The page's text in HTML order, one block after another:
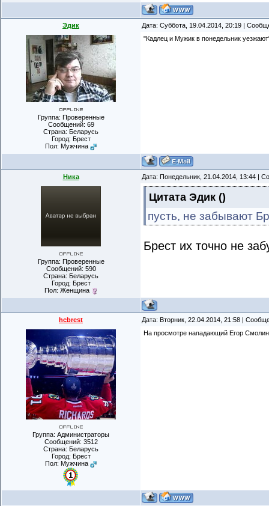
Эдик Дата: Суббота, 19.04.2014, 20:19 |
Группа: Проверенные
Сообщений: 69
Страна: Беларусь
Город: Брест
Пол: Мужчина
"Кадлец и Мужик в понедельник
Ника Дата: Понедельник, 21.04.2014, 13:44 |
Группа: Проверенные
Сообщений: 590
Страна: Беларусь
Город: Брест
Пол: Женщина
Цитата Эдик ()
пусть, не забывают
Брест их точно не
hcbrest Дата: Вторник, 22.04.2014, 21:58 |
Группа: Администраторы
Сообщений: 3512
Страна: Беларусь
Город: Брест
Пол: Мужчина
На просмотре нападающий Егор